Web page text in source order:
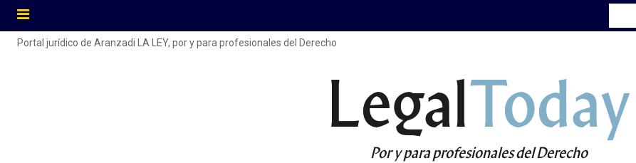
Portal jurídico de Aranzadi LA LEY, por y para profesionales del Derecho
LegalToday
Por y para profesionales del Derecho